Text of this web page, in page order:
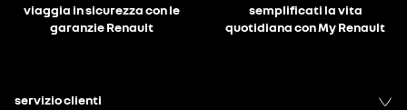
viaggia in sicurezza con le
garanzie Renault
semplificati la vita
quotidiana con My Renault
servizio clienti